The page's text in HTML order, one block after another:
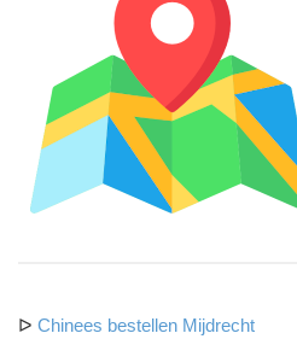
ᐅ Chinees bestellen Mijdrecht